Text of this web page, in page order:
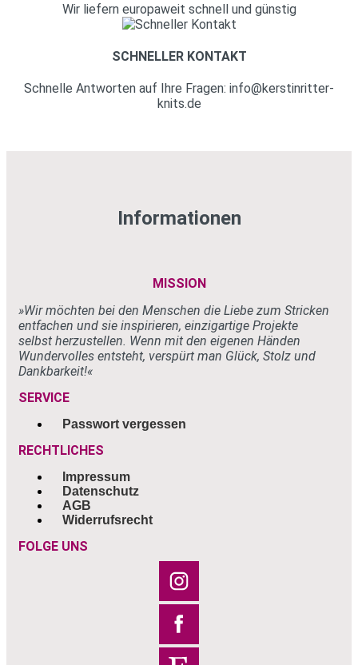
Wir liefern europaweit schnell und günstig
SCHNELLER KONTAKT
Schnelle Antworten auf Ihre Fragen: info@kerstinritter-
knits.de
Informationen
MISSION
»Wir möchten bei den Menschen die Liebe zum Stricken
entfachen und sie inspirieren, einzigartige Projekte
selbst herzustellen. Wenn mit den eigenen Händen
Wundervolles entsteht, verspürt man Glück, Stolz und
Dankbarkeit!«
SERVICE
Passwort vergessen
RECHTLICHES
Impressum
Datenschutz
AGB
Widerrufsrecht
FOLGE UNS